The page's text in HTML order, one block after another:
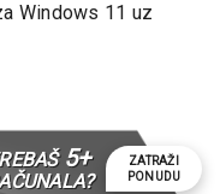
Windows 11 uz
5+
ZATRAŽI
PONUDU